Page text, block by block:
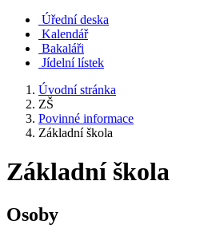
Úřední deska
Kalendář
Bakaláři
Jídelní lístek
Úvodní stránka
ZŠ
Povinné informace
Základní škola
Základní škola
Osoby